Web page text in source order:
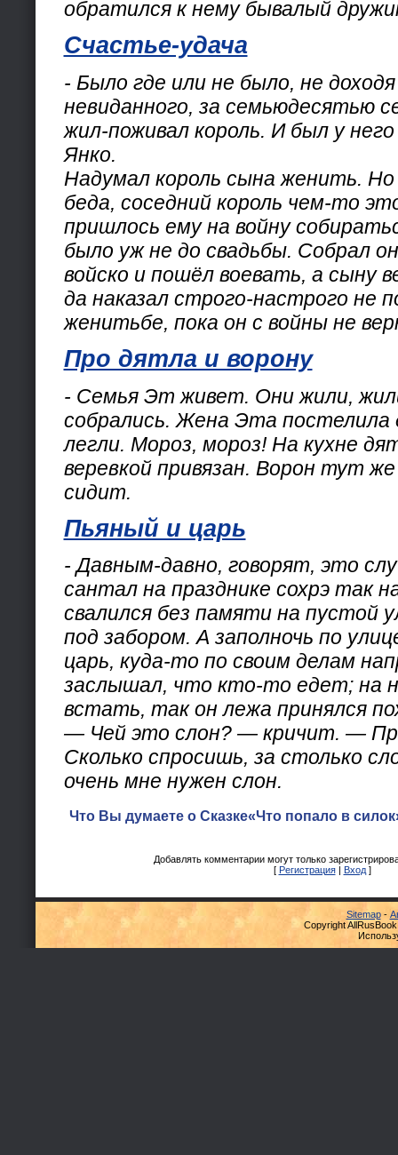
обратился к нему бывалый
Счастье-удача
- Было где или не было, не
невиданного, за семьюдесятью
жил-поживал король. И был у
Янко.
Надумал король сына женить.
беда, соседний король чем-то
пришлось ему на войну
было уж не до свадьбы. Собрал
войско и пошёл воевать, а сыну
да наказал строго-настрого не
женитьбе, пока он с войны не
Про дятла и ворону
- Семья Эт живет. Они жили,
собрались. Жена Эта
легли. Мороз, мороз! На кухне
веревкой привязан. Ворон тут
сидит.
Пьяный и царь
- Давным-давно, говорят, это
сантал на празднике сохрэ так
свалился без памяти на пустой
под забором. А заполночь по
царь, куда-то по своим делам
заслышал, что кто-то едет; на
встать, так он лежа принялся
— Чей это слон? — кричит. —
Сколько спросишь, за столько
очень мне нужен слон.
Что Вы думаете о Сказке«Что попало в
Добавлять комментарии могут только
[ Регистрация| Вход]
Sitemap-
Copyright